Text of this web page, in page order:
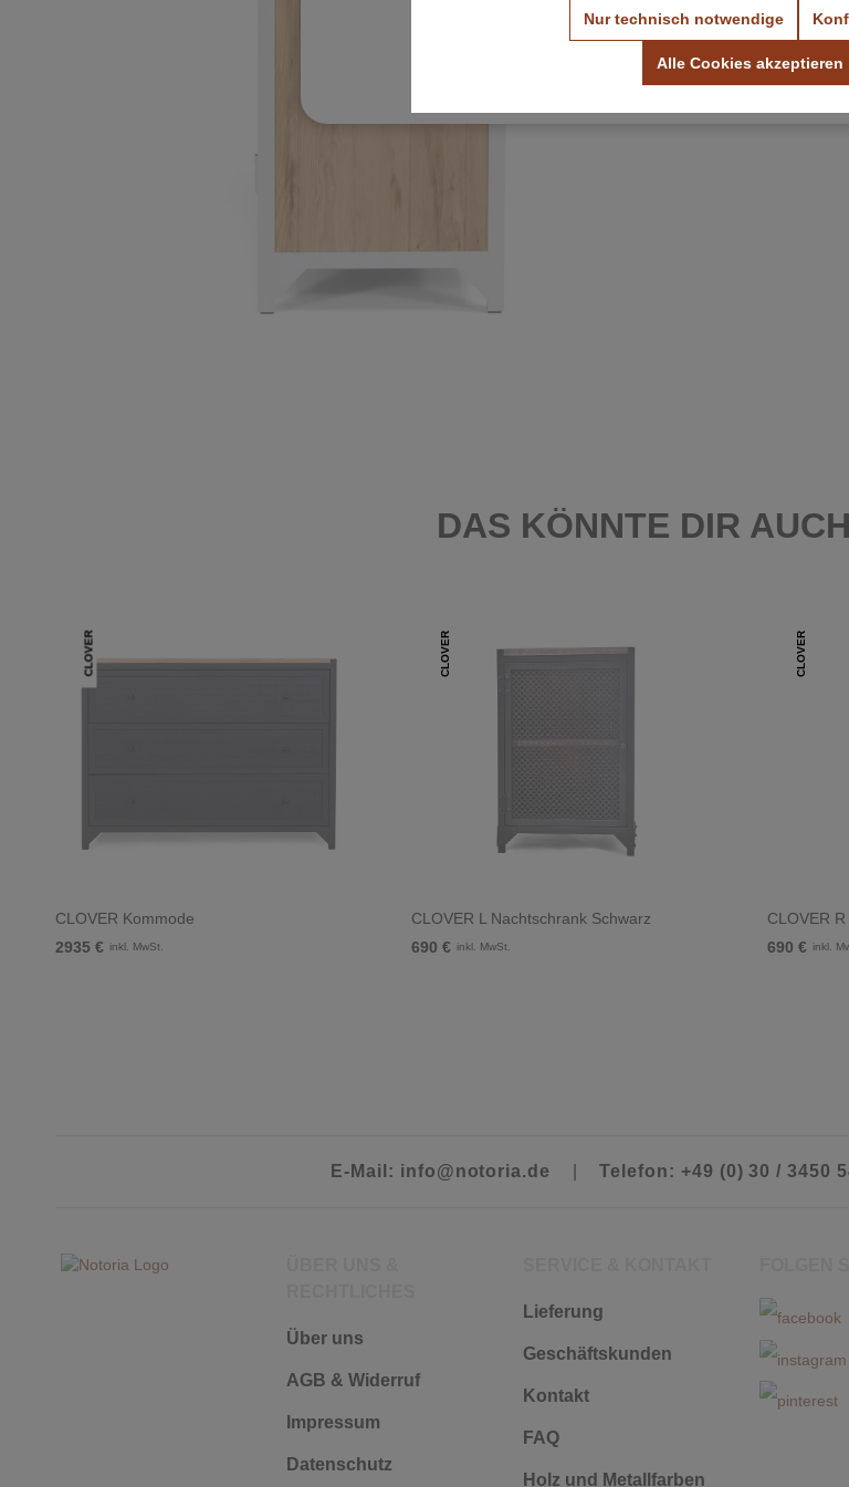
DAS KÖNNTE DIR
CLOVER
CLOVER Kommode
2935 € inkl. MwSt.
CLOVER
CLOVER L Nachtschrank Schwarz
690 € inkl. MwSt.
CLOVER
CLOVER
690 € inkl.
E-Mail: info@notoria.de Telefon: +49 (0) 30 / 3450
Über uns
AGB & Widerruf
Impressum
Datenschutz
Lieferung
Geschäftskunden
Kontakt
FAQ
Holz und Metallfarben
Kostenlos & unverbindlich
Nur technisch notwendige
Alle Cookies akzeptieren